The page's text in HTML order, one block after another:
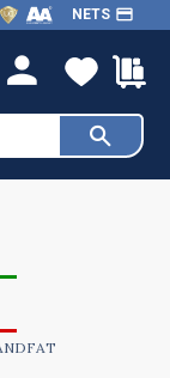
NETS payment
person